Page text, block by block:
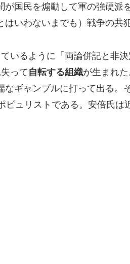
国民を煽動して軍の強硬派
いわないまでも）戦争の共
いるように「両論併記と非
って 自転する組織が生まれ
ギャンブルに打って出る。
ュリストである。安倍氏は